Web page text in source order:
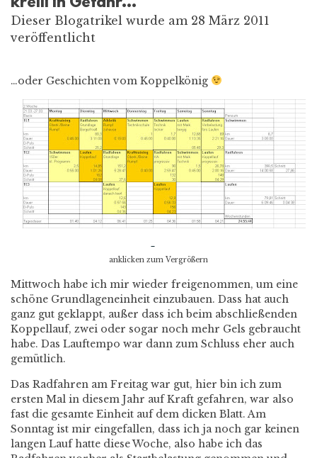
Dieser Blogatrikel wurde am 28 März 2011
veröffentlicht
…oder Geschichten vom Koppelkönig
anklicken zum Vergrößern
Mittwoch habe ich mir wieder freigenommen, um eine
schöne Grundlageneinheit einzubauen. Dass hat auch
ganz gut geklappt, außer dass ich beim abschließenden
Koppellauf, zwei oder sogar noch mehr Gels gebraucht
habe. Das Lauftempo war dann zum Schluss eher auch
gemütlich.
Das Radfahren am Freitag war gut, hier bin ich zum
ersten Mal in diesem Jahr auf Kraft gefahren, war also
fast die gesamte Einheit auf dem dicken Blatt. Am
Sonntag ist mir eingefallen, dass ich ja noch gar keinen
langen Lauf hatte diese Woche, also habe ich das